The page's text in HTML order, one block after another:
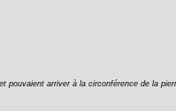
arriver à la circonférence de la